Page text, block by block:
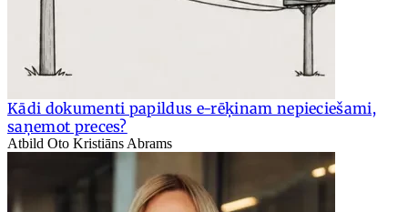
Kādi dokumenti papildus e-rēķinam nepieciešami,
saņemot preces?
Atbild Oto Kristiāns Abrams